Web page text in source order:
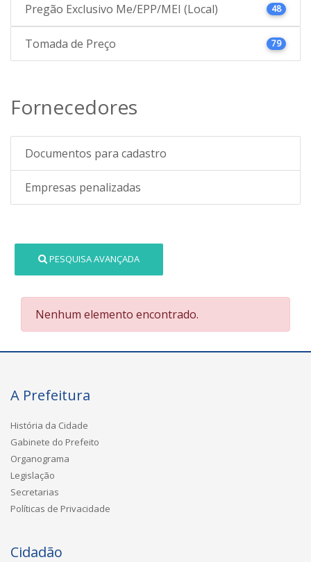
Pregão Exclusivo Me/EPP/MEI (Local) 48
Tomada de Preço 79
Fornecedores
Documentos para cadastro
Empresas penalizadas
PESQUISA AVANÇADA
Nenhum elemento encontrado.
A Prefeitura
História da Cidade
Gabinete do Prefeito
Organograma
Legislação
Secretarias
Políticas de Privacidade
Cidadão